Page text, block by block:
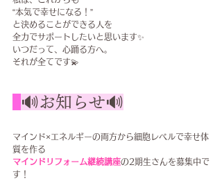
“本気で幸せになる！”
と決めることができる人を
全力でサポートしたいと思います✨
いつだって、心踊る方へ。
それが全てです💫
🔊お知らせ🔊
マインド×エネルギーの両方から細胞レベルで幸せ体
質を作る
マインドリフォーム継続講座の2期生さんを募集中で
す！